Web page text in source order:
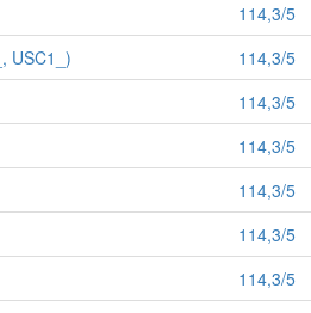
114,3/5
USC1_) 114,3/5
114,3/5
114,3/5
114,3/5
114,3/5
114,3/5